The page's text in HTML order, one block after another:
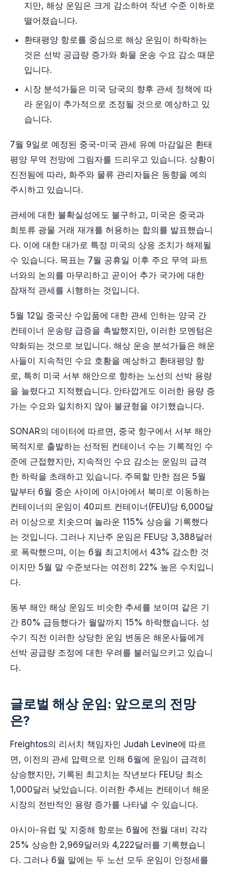
지만, 해상 운임은 크게 감소하여 작년 수준 이하로
떨어졌습니다.
환태평양 항로를 중심으로 해상 운임이 하락하는
것은 선박 공급량 증가와 화물 운송 수요 감소 때문
입니다.
시장 분석가들은 미국 당국의 향후 관세 정책에 따
라 운임이 추가적으로 조정될 것으로 예상하고 있
습니다.
7월 9일로 예정된 중국-미국 관세 유예 마감일은 환태
평양 무역 전망에 그림자를 드리우고 있습니다. 상황이
진전됨에 따라, 화주와 물류 관리자들은 동향을 예의
주시하고 있습니다.
관세에 대한 불확실성에도 불구하고, 미국은 중국과
희토류 광물 거래 재개를 허용하는 합의를 발표했습니
다. 이에 대한 대가로 특정 미국의 상응 조치가 해제될
수 있습니다. 목표는 7월 공휴일 이후 주요 무역 파트
너와의 논의를 마무리하고 곧이어 추가 국가에 대한
잠재적 관세를 시행하는 것입니다.
5월 12일 중국산 수입품에 대한 관세 인하는 양국 간
컨테이너 운송량 급증을 촉발했지만, 이러한 모멘텀은
약화되는 것으로 보입니다. 해상 운송 분석가들은 해운
사들이 지속적인 수요 호황을 예상하고 환태평양 항
로, 특히 미국 서부 해안으로 향하는 노선의 선박 용량
을 늘렸다고 지적했습니다. 안타깝게도 이러한 용량 증
가는 수요와 일치하지 않아 불균형을 야기했습니다.
SONAR의 데이터에 따르면, 중국 항구에서 서부 해안
목적지로 출발하는 선적된 컨테이너 수는 기록적인 수
준에 근접했지만, 지속적인 수요 감소는 운임의 급격
한 하락을 초래하고 있습니다. 주목할 만한 점은 5월
말부터 6월 중순 사이에 아시아에서 북미로 이동하는
컨테이너의 운임이 40피트 컨테이너(FEU)당 6,000달
러 이상으로 치솟으며 놀라운 115% 상승을 기록했다
는 것입니다. 그러나 지난주 운임은 FEU당 3,388달러
로 폭락했으며, 이는 6월 최고치에서 43% 감소한 것
이지만 5월 말 수준보다는 여전히 22% 높은 수치입니
다.
동부 해안 해상 운임도 비슷한 추세를 보이며 같은 기
간 80% 급등했다가 월말까지 15% 하락했습니다. 성
수기 직전 이러한 상당한 운임 변동은 해운사들에게
선박 공급량 조정에 대한 우려를 불러일으키고 있습니
다.
글로벌 해상 운임: 앞으로의 전망
은?
Freightos의 리서치 책임자인 Judah Levine에 따르
면, 이전의 관세 압력으로 인해 6월에 운임이 급격히
상승했지만, 기록된 최고치는 작년보다 FEU당 최소
1,000달러 낮았습니다. 이러한 추세는 컨테이너 해운
시장의 전반적인 용량 증가를 나타낼 수 있습니다.
아시아-유럽 및 지중해 항로는 6월에 전월 대비 각각
25% 상승한 2,969달러와 4,222달러를 기록했습니
다. 그러나 6월 말에는 두 노선 모두 운임이 안정세를